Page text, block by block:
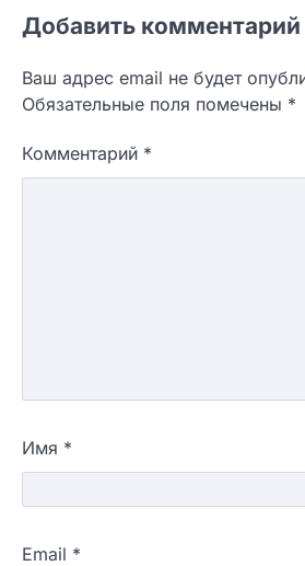
Добавить комментарий
Ваш адрес email не будет
Обязательные поля помечены *
Комментарий *
Имя *
Email *